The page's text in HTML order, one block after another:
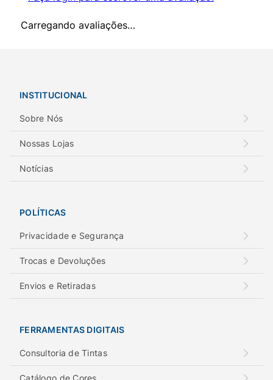
Carregando avaliações…
INSTITUCIONAL
Sobre Nós
Nossas Lojas
Notícias
POLÍTICAS
Privacidade e Segurança
Trocas e Devoluções
Envios e Retiradas
FERRAMENTAS DIGITAIS
Consultoria de Tintas
Catálogo de Cores